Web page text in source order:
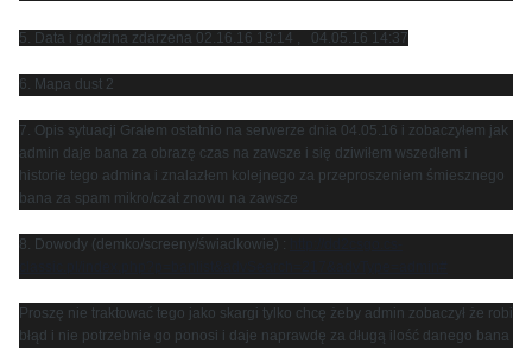
5. Data i godzina zdarzena 02.16.16 18:14 , 04.05.16 14:37
6. Mapa dust 2
7. Opis sytuacji Grałem ostatnio na serwerze dnia 04.05.16 i zobaczyłem jak
admin daje bana za obrazę czas na zawsze i się dziwiłem wszedłem i
historie tego admina i znalazłem kolejnego za przeproszeniem śmiesznego
bana za spam mikro/czat znowu na zawsze
8. Dowody (demko/screeny/świadkowie) :
Proszę nie traktować tego jako skargi tylko chcę żeby admin zobaczył że robi
błąd i nie potrzebnie go ponosi i daje naprawdę za długą ilość danego bana